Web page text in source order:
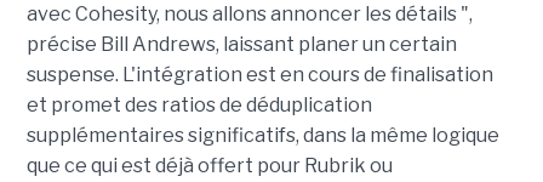
avec Cohesity, nous allons annoncer les détails ",
précise Bill Andrews, laissant planer un certain
suspense. L'intégration est en cours de finalisation
et promet des ratios de déduplication
supplémentaires significatifs, dans la même logique
que ce qui est déjà offert pour Rubrik ou